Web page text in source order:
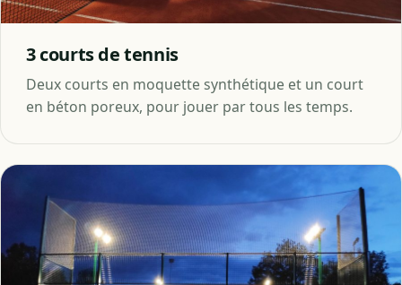
3 courts de tennis
Deux courts en moquette synthétique et un court
en béton poreux, pour jouer par tous les temps.